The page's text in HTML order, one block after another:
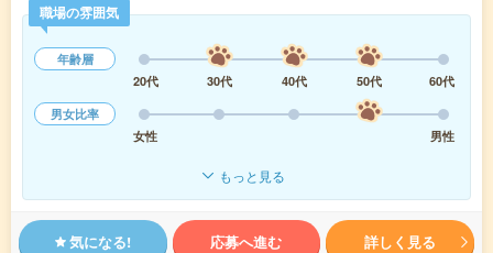
職場の雰囲気
年齢層
20代
30代 40代 50代
60代
男女比率
女性
男性
もっと見る
気になる! 応募へ進む 詳しく見る